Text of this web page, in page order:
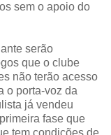
sem o apoio do
serão
que o clube
não terão acesso
o porta-voz da
já vendeu
fase que
tem condições de